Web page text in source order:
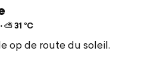
31 °C
op de route du soleil.